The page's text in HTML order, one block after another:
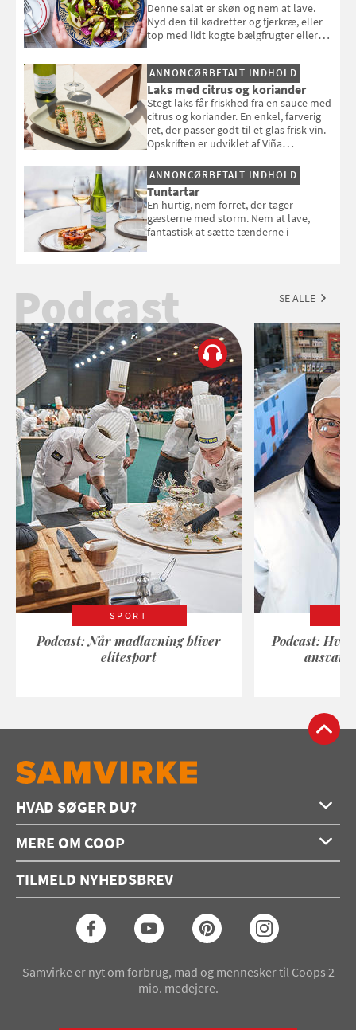
Denne salat er skøn og nem at lave.
Nyd den til kødretter og fjerkræ, eller
top med lidt kogte bælgfrugter eller
selvstændigt måltid. Opskriften er fra
Louisa Lorangs kogebog "Salat".
ANNONCØRBETALT INDHOLD
Laks med citrus og koriander
Stegt laks får friskhed fra en sauce med
citrus og koriander. En enkel, farverig
ret, der passer godt til et glas frisk vin.
Opskriften er udviklet af Viña
ANNONCØRBETALT INDHOLD
Tuntartar
En hurtig, nem forret, der tager
gæsterne med storm. Nem at lave,
fantastisk at sætte tænderne i
Podcast SE ALLE
SPORT
Podcast: Når madlavning bliver
elitesport
Podcast:
HVAD SØGER DU?
Opskrifter
Konkurrencer
Seneste Samvirke-magasin
MERE OM COOP
Annoncering
Coop medlem
TILMELD NYHEDSBREV
Samvirke er nyt om forbrug, mad og mennesker til Coops 2
mio. medejere.